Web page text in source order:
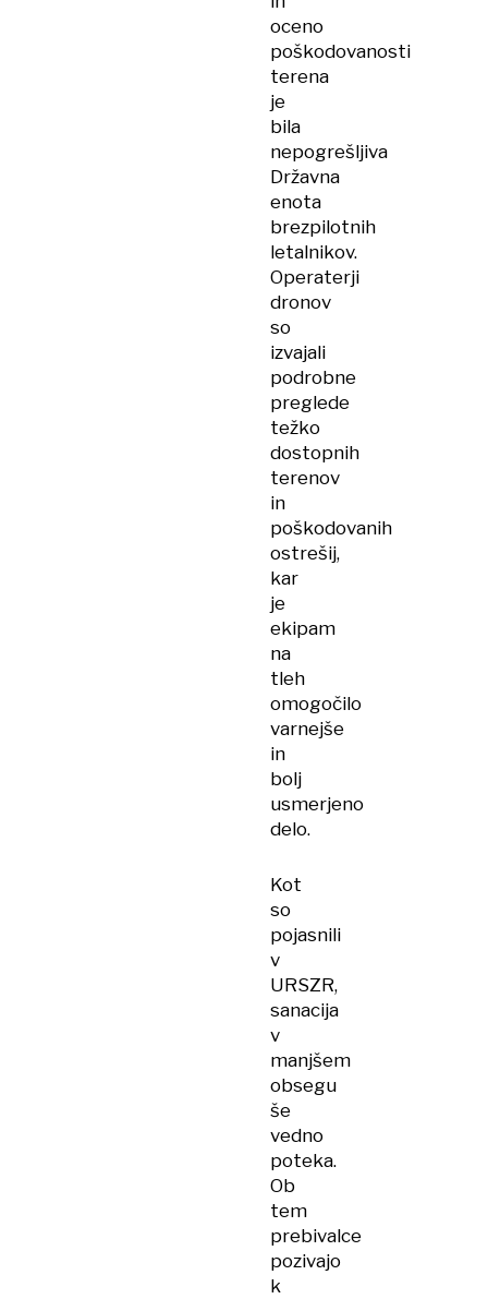
oceno
poškodovanosti
terena
je
bila
nepogrešljiva
Državna
enota
brezpilotnih
letalnikov.
Operaterji
dronov
so
izvajali
podrobne
preglede
težko
dostopnih
terenov
in
poškodovanih
ostrešij,
kar
je
ekipam
na
tleh
omogočilo
varnejše
in
bolj
usmerjeno
delo.
Kot
so
pojasnili
v
URSZR,
sanacija
v
manjšem
obsegu
še
vedno
poteka.
Ob
tem
prebivalce
pozivajo
k